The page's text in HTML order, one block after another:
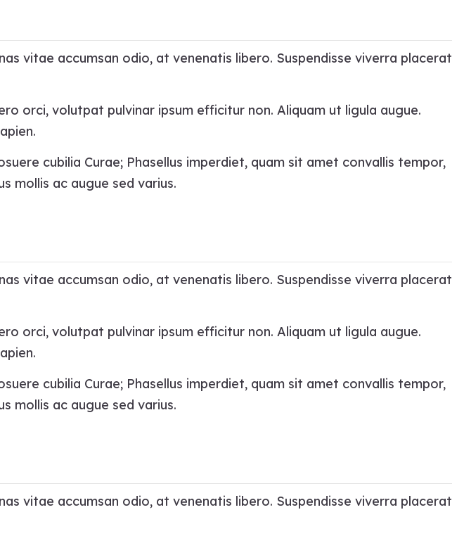
vitae accumsan odio, at venenatis libero. Suspendisse viverra placerat
orci, volutpat pulvinar ipsum efficitur non. Aliquam ut ligula augue.
cubilia Curae; Phasellus imperdiet, quam sit amet convallis tempor,
mollis ac augue sed varius.
vitae accumsan odio, at venenatis libero. Suspendisse viverra placerat
orci, volutpat pulvinar ipsum efficitur non. Aliquam ut ligula augue.
cubilia Curae; Phasellus imperdiet, quam sit amet convallis tempor,
mollis ac augue sed varius.
vitae accumsan odio, at venenatis libero. Suspendisse viverra placerat